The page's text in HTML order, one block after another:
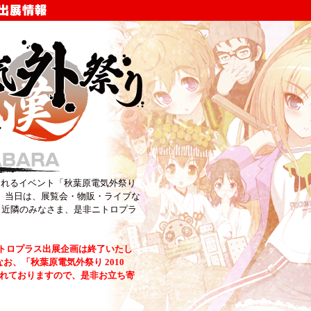
るイベント「秋葉原電気外祭り
当日は、展覧会・物販・ライブな
隣のみなさま、是非ニトロプラ
ロプラス出展企画は終了いたし
、「秋葉原電気外祭り 2010
ておりますので、是非お立ち寄